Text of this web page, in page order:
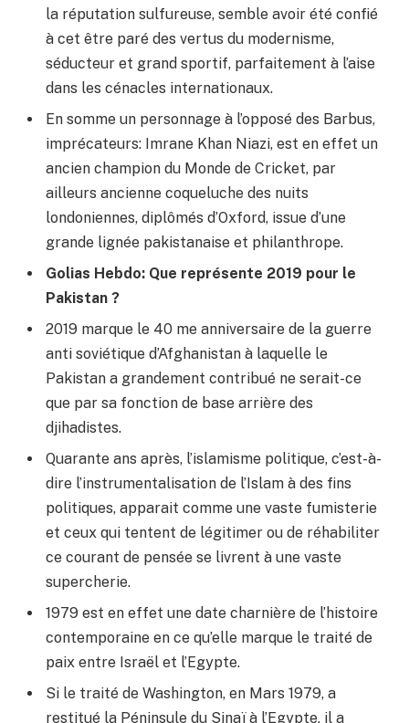
la réputation sulfureuse, semble avoir été confié
à cet être paré des vertus du modernisme,
séducteur et grand sportif, parfaitement à l’aise
dans les cénacles internationaux.
En somme un personnage à l’opposé des Barbus,
imprécateurs: Imrane Khan Niazi, est en effet un
ancien champion du Monde de Cricket, par
ailleurs ancienne coqueluche des nuits
londoniennes, diplômés d’Oxford, issue d’une
grande lignée pakistanaise et philanthrope.
Golias Hebdo: Que représente 2019 pour le
Pakistan ?
2019 marque le 40 me anniversaire de la guerre
anti soviétique d’Afghanistan à laquelle le
Pakistan a grandement contribué ne serait-ce
que par sa fonction de base arrière des
djihadistes.
Quarante ans après, l’islamisme politique, c’est-à-
dire l’instrumentalisation de l’Islam à des fins
politiques, apparait comme une vaste fumisterie
et ceux qui tentent de légitimer ou de réhabiliter
ce courant de pensée se livrent à une vaste
supercherie.
1979 est en effet une date charnière de l’histoire
contemporaine en ce qu’elle marque le traité de
paix entre Israël et l’Egypte.
Si le traité de Washington, en Mars 1979, a
restitué la Péninsule du Sinaï à l’Egypte, il a